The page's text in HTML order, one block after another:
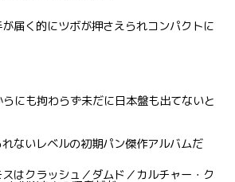
届く的にツボが押さえられコンパクトに
にも拘わらず未だに日本盤も出てないと
ないレベルの初期パン傑作アルバムだ
はクラッシュ／ダムド／カルチャー・ク